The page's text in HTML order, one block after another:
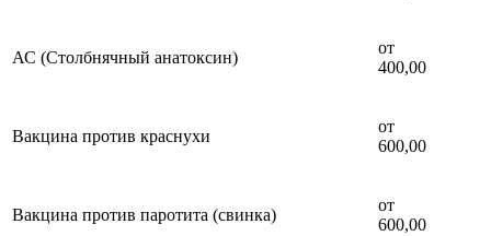
АС (Столбнячный анатоксин)
от
400,00
Вакцина против краснухи
от
600,00
Вакцина против паротита (свинка)
от
600,00